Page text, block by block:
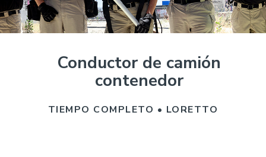
Conductor de camión
contenedor
TIEMPO COMPLETO • LORETTO